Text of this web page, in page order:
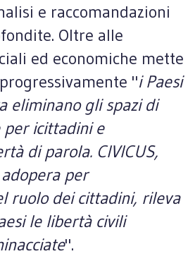
e raccomandazioni
Oltre alle
ed economiche mette
"i Paesi
eliminano gli spazi di
per icittadini e
di parola. CIVICUS,
per
ruolo dei cittadini, rileva
le libertà civili
".